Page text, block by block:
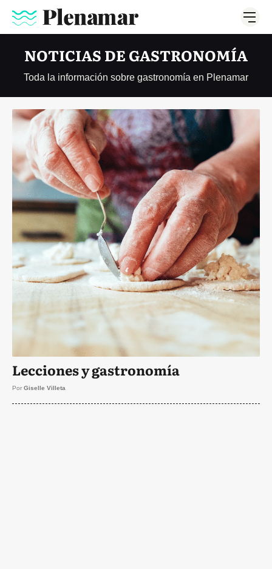
NOTICIAS DE GASTRONOMÍA
Toda la información sobre gastronomía en Plenamar
Lecciones y gastronomía
Por Giselle Villeta